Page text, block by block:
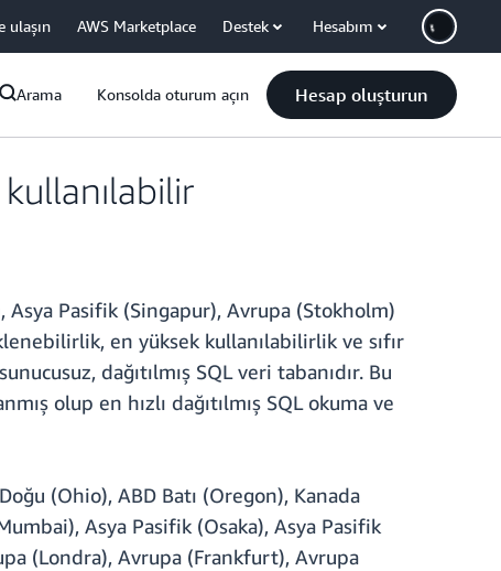
ulaşın AWS Marketplace Destek Hesabım
Arama Konsolda oturum açın Hesap oluşturun
Pasifik (Singapur), Avrupa (Stokholm)
en yüksek kullanılabilirlik ve sıfır
dağıtılmış SQL veri tabanıdır. Bu
olup en hızlı dağıtılmış SQL okuma ve
(Ohio), ABD Batı (Oregon), Kanada
Asya Pasifik (Osaka), Asya Pasifik
(Londra), Avrupa (Frankfurt), Avrupa